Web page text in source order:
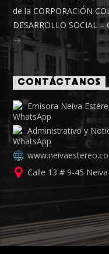
de la CORPORACIÓN
DESARROLLO SOCIAL –
CONTÁCTANOS
Emisora Neiva
Administrativo y
www.neivaestereo.co
Calle 13 # 9-45 Neiva